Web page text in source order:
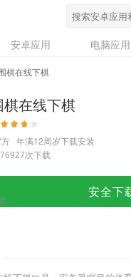
安卓应用 电脑应用
专题
棋在线下棋
棋在线下棋
年满12周岁下载安装
次下载
安全下